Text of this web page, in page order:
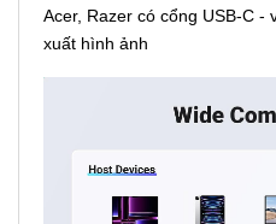
Acer, Razer có cổng USB-C
xuất hình ảnh